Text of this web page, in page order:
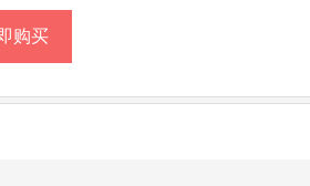
购买